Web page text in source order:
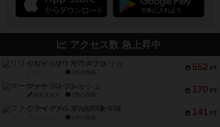
アクセス数 急上昇中
552 PT
リワイルド：サウスアメリカ
2件の投稿
170 PT
マーケットフレッシュ
紹介文あり 1件の投稿
141 PT
ファイアー・ブルズ / 火牛陣
1件の投稿